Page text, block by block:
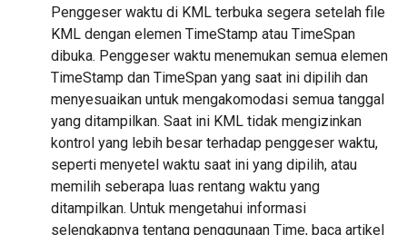
Penggeser waktu di KML terbuka segera setelah file
KML dengan elemen TimeStamp atau TimeSpan
dibuka. Penggeser waktu menemukan semua elemen
TimeStamp dan TimeSpan yang saat ini dipilih dan
menyesuaikan untuk mengakomodasi semua tanggal
yang ditampilkan. Saat ini KML tidak mengizinkan
kontrol yang lebih besar terhadap penggeser waktu,
seperti menyetel waktu saat ini yang dipilih, atau
memilih seberapa luas rentang waktu yang
ditampilkan. Untuk mengetahui informasi
selengkapnya tentang penggunaan Time, baca artikel